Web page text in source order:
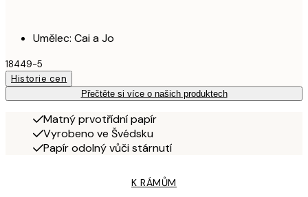
Umělec: Cai a Jo
18449-5
Historie cen
Přečtěte si více o našich produktech
Matný prvotřídní papír
Vyrobeno ve Švédsku
Papír odolný vůči stárnutí
K RÁMŮM